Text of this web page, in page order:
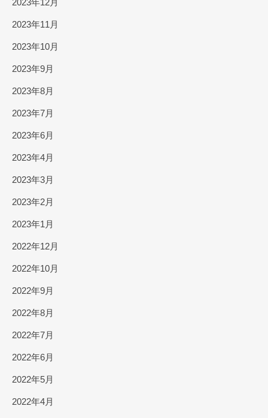
2023年12月
2023年11月
2023年10月
2023年9月
2023年8月
2023年7月
2023年6月
2023年4月
2023年3月
2023年2月
2023年1月
2022年12月
2022年10月
2022年9月
2022年8月
2022年7月
2022年6月
2022年5月
2022年4月